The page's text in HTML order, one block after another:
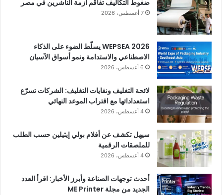
ضغوط التكاليف تفاقم أزمة الناشرين في مصر
7 أغسطس، 2026
WEPSEA 2026 يسلّط الضوء على الذكاء
الاصطناعي والاستدامة ونمو أسواق الآسيان
6 أغسطس، 2026
لائحة التغليف ونفايات التغليف: الشركات تسرّع
استعداداتها مع اقتراب الموعد النهائي
4 أغسطس، 2026
سيهل تكشف عن أفلام بولي إيثيلين حسب الطلب
للملصقات الرقمية
4 أغسطس، 2026
أحدث توجهات الصناعة وأبرز الأخبار: اقرأ العدد
الجديد من مجلة ME Printer